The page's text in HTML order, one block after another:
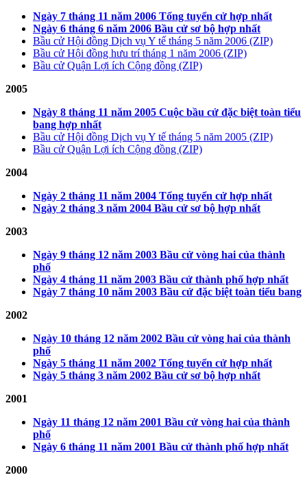
Ngày 7 tháng 11 năm 2006 Tổng tuyển cử hợp nhất
Ngày 6 tháng 6 năm 2006 Bầu cử sơ bộ hợp nhất
Bầu cử Hội đồng Dịch vụ Y tế tháng 5 năm 2006 (ZIP)
Bầu cử Hội đồng hưu trí tháng 1 năm 2006 (ZIP)
Bầu cử Quận Lợi ích Cộng đồng (ZIP)
2005
Ngày 8 tháng 11 năm 2005 Cuộc bầu cử đặc biệt toàn tiểu
bang hợp nhất
Bầu cử Hội đồng Dịch vụ Y tế tháng 5 năm 2005 (ZIP)
Bầu cử Quận Lợi ích Cộng đồng (ZIP)
2004
Ngày 2 tháng 11 năm 2004 Tổng tuyển cử hợp nhất
Ngày 2 tháng 3 năm 2004 Bầu cử sơ bộ hợp nhất
2003
Ngày 9 tháng 12 năm 2003 Bầu cử vòng hai của thành
phố
Ngày 4 tháng 11 năm 2003 Bầu cử thành phố hợp nhất
Ngày 7 tháng 10 năm 2003 Bầu cử đặc biệt toàn tiểu bang
2002
Ngày 10 tháng 12 năm 2002 Bầu cử vòng hai của thành
phố
Ngày 5 tháng 11 năm 2002 Tổng tuyển cử hợp nhất
Ngày 5 tháng 3 năm 2002 Bầu cử sơ bộ hợp nhất
2001
Ngày 11 tháng 12 năm 2001 Bầu cử vòng hai của thành
phố
Ngày 6 tháng 11 năm 2001 Bầu cử thành phố hợp nhất
2000